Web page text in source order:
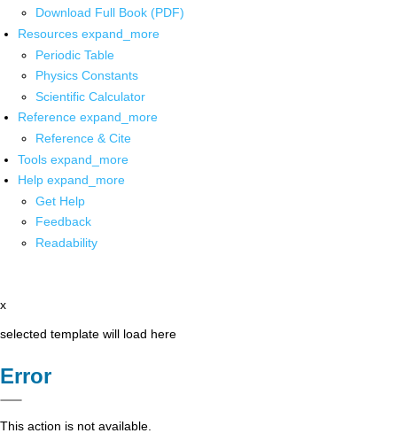
Download Full Book (PDF)
Resources expand_more
Periodic Table
Physics Constants
Scientific Calculator
Reference expand_more
Reference & Cite
Tools expand_more
Help expand_more
Get Help
Feedback
Readability
x
selected template will load here
Error
This action is not available.